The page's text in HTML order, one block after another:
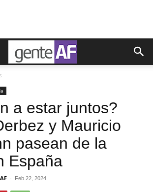
a estar juntos?
y Mauricio
pasean de la
España
- Feb 22, 2024